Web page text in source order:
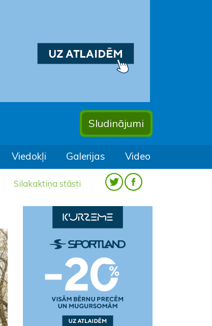
Sludinājumi
Viedokļi Galerijas Video
Silakaktiņa stāsti